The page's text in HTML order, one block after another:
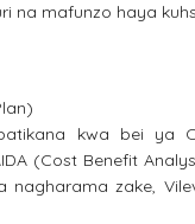
na mafunzo haya
kwa bei ya
(Cost Benefit
zake,